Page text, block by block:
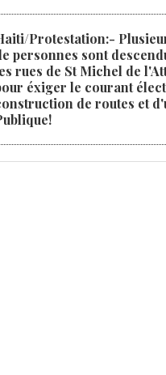
Protestation:-
personnes sont
rues de St Michel de
éxiger le courant
de routes et